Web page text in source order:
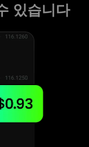
있습니다